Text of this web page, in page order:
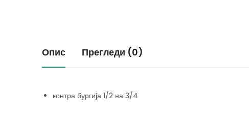
Опис Прегледи (0)
контра бургија 1/2 на 3/4